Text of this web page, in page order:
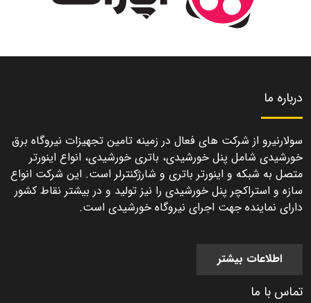
درباره ما
سولارنیرو از شرکت های فعال در زمینه تامین تجهیزات نیروگاه برق
خورشیدی شامل پنل خورشیدی، باتری خورشیدی، انواع اینورتر
متصل به شبکه و اینورتر باتری و شارژکنترلر است. این شرکت انواع
سازه و استراکچر پنل خورشیدی را نیز تولید و در بیشتر نقاط کشور
دارای نماینده جهت اجرای نیروگاه خورشیدی است.
اطلاعات بیشتر
تماس با ما